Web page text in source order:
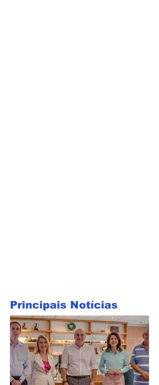
Principais Notícias